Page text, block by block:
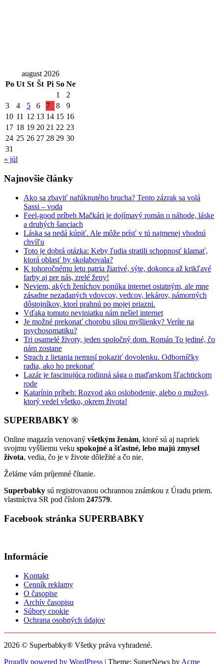
august 2026
Po Ut St Št Pi So Ne
1
2
3
4 5 6 7 8
9
10 11 12 13 14 15 16
17 18 19 20 21 22 23
24 25 26 27 28 29 30
31
« júl
Najnovšie články
Ako sa zbaviť nafúknutého brucha? Tento zázrak sa volá
Sassi – voda
Feel-good príbeh Mačkári je dojímavý román o náhode, láske
a druhých šanciach
Láska sa nedá kúpiť. Ale môže prísť v tú najmenej vhodnú
chvíľu
Toto je dobrá otázka: Keby ľudia stratili schopnosť klamať,
ktorá oblasť by skolabovala?
K tohoročnému letu patria žiarivé, sýte, dokonca až krikľavé
farby aj pre nás, zrelé ženy!
Neviem, akých ženíchov ponúka internet ostatným, ale mne
zásadne nezadaných vdovcov, vedcov, lekárov, námorných
dôstojníkov, ktorí prahnú po mojej priazni.
Vďaka tomuto neviniatku nám nešiel internet
Je možné prekonať chorobu silou myšlienky? Veríte na
psychosomatiku?
Tri osamelé životy, jeden spoločný dom. Román To jediné, čo
nám zostane
Strach z lietania nemusí pokaziť dovolenku. Odborníčky
radia, ako ho prekonať
Lazár je fascinujúca rodinná sága o maďarskom šľachtickom
rode
Katarínin príbeh: Rozvod ako oslobodenie, alebo o mužovi,
ktorý vedel všetko, okrem života!
SUPERBABKY ®
Online magazín venovaný všetkým ženám, ktoré sú aj napriek
svojmu vyššiemu veku spokojné a šťastné, lebo majú zmysel
života, vedia, čo je v živote dôležité a čo nie.
Želáme vám príjemné čítanie.
Superbabky sú registrovanou ochrannou známkou z Úradu priem.
vlastníctva SR pod číslom 247579.
Facebook stránka SUPERBABKY
Informácie
Kontakt
Cenník reklamy
O časopise
Archív časopisu
Súbory cookie
Ochrana osobných údajov
2026 © Superbabky® Všetky práva vyhradené.
Proudly powered by WordPress | Theme: SuperNews by Acme